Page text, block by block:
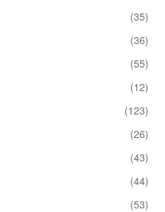
(35)
(36)
(55)
(12)
(123)
(26)
(43)
(44)
(53)